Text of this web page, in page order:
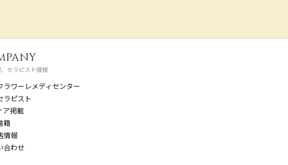
セラピスト情報
ラワーレメディセンター
ラピスト
ア掲載
籍
情報
合わせ